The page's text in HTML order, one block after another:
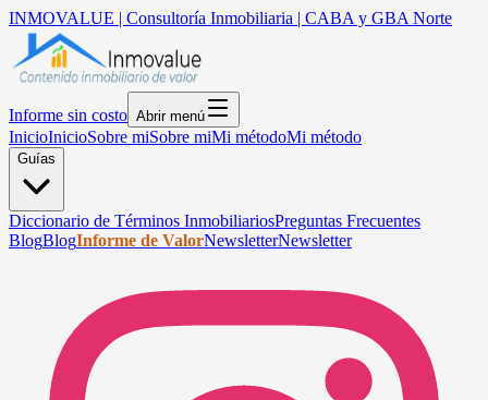
INMOVALUE | Consultoría Inmobiliaria | CABA y GBA Norte
Informe sin costo Abrir menú
InicioInicioSobre miSobre miMi métodoMi método
Guías
Diccionario de Términos InmobiliariosPreguntas Frecuentes
BlogBlogInforme de ValorNewsletterNewsletter